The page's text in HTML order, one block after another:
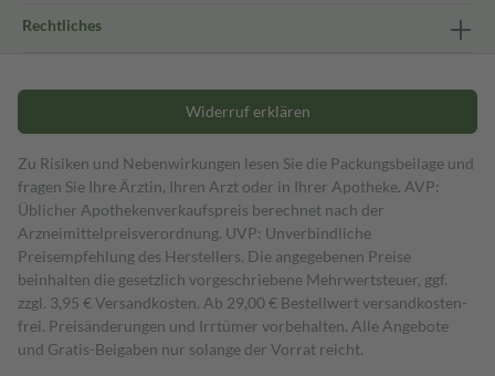
Rechtliches
Widerruf erklären
Zu Risiken und Nebenwirkungen lesen Sie die Packungsbeilage und
fragen Sie Ihre Ärztin, Ihren Arzt oder in Ihrer Apotheke. AVP:
Üblicher Apothekenverkaufspreis berechnet nach der
Arzneimittelpreisverordnung. UVP: Unverbindliche
Preisempfehlung des Herstellers. Die angegebenen Preise
beinhalten die gesetzlich vorgeschriebene Mehrwertsteuer, ggf.
zzgl. 3,95 € Versandkosten. Ab 29,00 € Bestell­wert versand­kosten­
frei. Preisänderungen und Irrtümer vorbehalten. Alle Angebote
und Gratis-Beigaben nur solange der Vorrat reicht.